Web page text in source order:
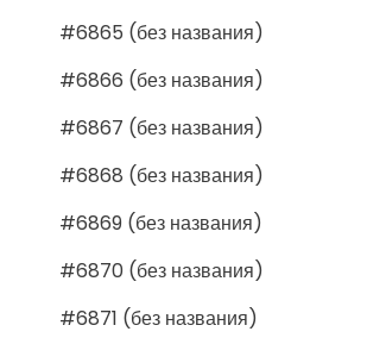
#6865 (без названия)
#6866 (без названия)
#6867 (без названия)
#6868 (без названия)
#6869 (без названия)
#6870 (без названия)
#6871 (без названия)